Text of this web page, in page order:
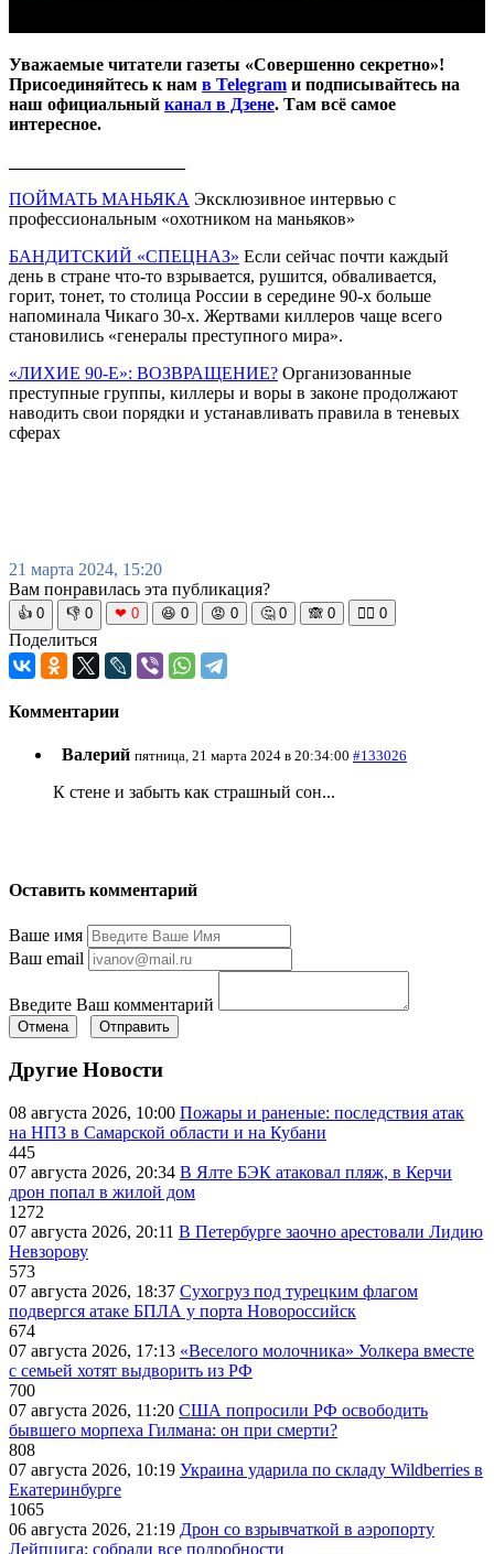
Уважаемые читатели газеты «Совершенно секретно»!
Присоединяйтесь к нам в Telegram и подписывайтесь на
наш официальный канал в Дзене. Там всё самое
интересное.
ПОЙМАТЬ МАНЬЯКА Эксклюзивное интервью с
профессиональным «охотником на маньяков»
БАНДИТСКИЙ «СПЕЦНАЗ» Если сейчас почти каждый
день в стране что-то взрывается, рушится, обваливается,
горит, тонет, то столица России в середине 90-х больше
напоминала Чикаго 30-х. Жертвами киллеров чаще всего
становились «генералы преступного мира».
«ЛИХИЕ 90-Е»: ВОЗВРАЩЕНИЕ? Организованные
преступные группы, киллеры и воры в законе продолжают
наводить свои порядки и устанавливать правила в теневых
сферах
21 марта 2024, 15:20
Вам понравилась эта публикация?
👍 0 👎 0 ❤ 0 😆 0 😡 0 🤔 0 🙈 0 🧘‍♀️ 0
Поделиться
Комментарии
Валерий пятница, 21 марта 2024 в 20:34:00 #133026
К стене и забыть как страшный сон...
Оставить комментарий
Ваше имя
Ваш email
Введите Ваш комментарий
Отмена Отправить
Другие Новости
08 августа 2026, 10:00 Пожары и раненые: последствия атак
на НПЗ в Самарской области и на Кубани
445
07 августа 2026, 20:34 В Ялте БЭК атаковал пляж, в Керчи
дрон попал в жилой дом
1272
07 августа 2026, 20:11 В Петербурге заочно арестовали Лидию
Невзорову
573
07 августа 2026, 18:37 Сухогруз под турецким флагом
подвергся атаке БПЛА у порта Новороссийск
674
07 августа 2026, 17:13 «Веселого молочника» Уолкера вместе
с семьей хотят выдворить из РФ
700
07 августа 2026, 11:20 США попросили РФ освободить
бывшего морпеха Гилмана: он при смерти?
808
07 августа 2026, 10:19 Украина ударила по складу Wildberries в
Екатеринбурге
1065
06 августа 2026, 21:19 Дрон со взрывчаткой в аэропорту
Лейпцига: собрали все подробности